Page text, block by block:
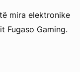
mira elektronike
Fugaso Gaming.